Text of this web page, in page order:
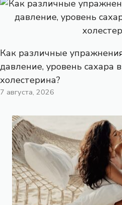
Как различные
давление, уровень сахара
холестерина?
7 августа, 2026